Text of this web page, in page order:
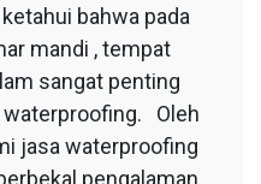
bahwa pada
mandi , tempat
sangat penting
waterproofing. Oleh
jasa waterproofing
pengalaman